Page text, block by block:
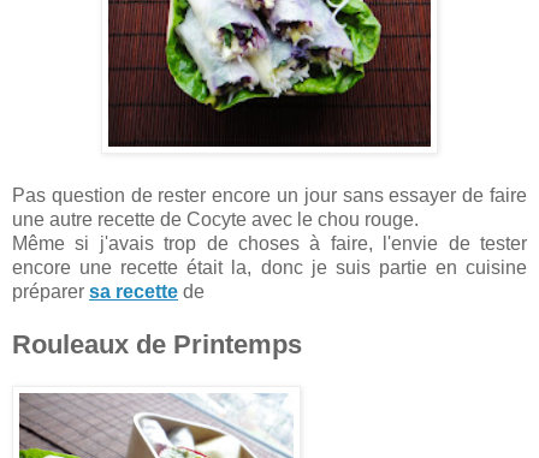
Pas question de rester encore un jour sans essayer de faire
une autre recette de Cocyte avec le chou rouge.
Même si j'avais trop de choses à faire, l'envie de tester
encore une recette était la, donc je suis partie en cuisine
préparer sa recette de
Rouleaux de Printemps